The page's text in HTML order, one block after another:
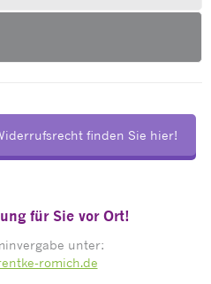
finden Sie hier!
für Sie vor Ort!
unter:
romich.de